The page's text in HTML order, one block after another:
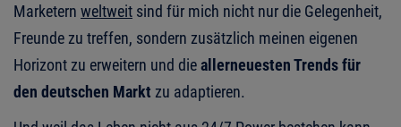
Marketern weltweit sind für mich nicht nur die Gelegenheit,
Freunde zu treffen, sondern zusätzlich meinen eigenen
Horizont zu erweitern und dieallerneuesten Trends für
den deutschen Markt zu adaptieren.